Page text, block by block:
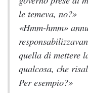
le temeva, no?»
«Hmm-hmm»
quella di mettere
qualcosa, che
Per esempio?»